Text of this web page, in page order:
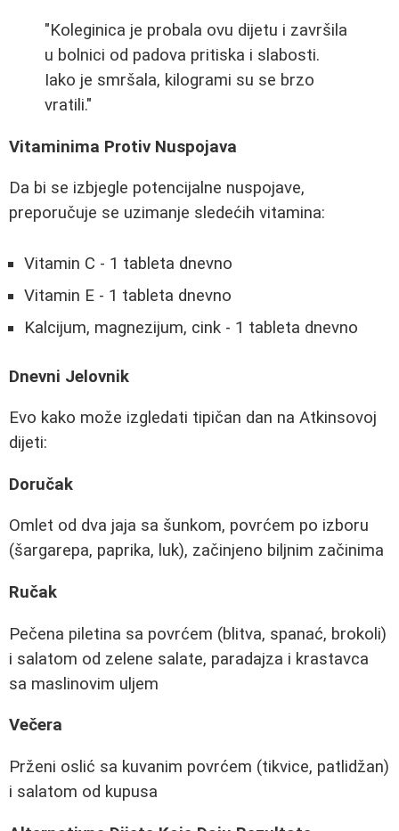
"Koleginica je probala ovu dijetu i završila
u bolnici od padova pritiska i slabosti.
Iako je smršala, kilogrami su se brzo
vratili."
Vitaminima Protiv Nuspojava
Da bi se izbjegle potencijalne nuspojave,
preporučuje se uzimanje sledećih vitamina:
Vitamin C - 1 tableta dnevno
Vitamin E - 1 tableta dnevno
Kalcijum, magnezijum, cink - 1 tableta dnevno
Dnevni Jelovnik
Evo kako može izgledati tipičan dan na Atkinsovoj
dijeti:
Doručak
Omlet od dva jaja sa šunkom, povrćem po izboru
(šargarepa, paprika, luk), začinjeno biljnim začinima
Ručak
Pečena piletina sa povrćem (blitva, spanać, brokoli)
i salatom od zelene salate, paradajza i krastavca
sa maslinovim uljem
Večera
Prženi oslić sa kuvanim povrćem (tikvice, patlidžan)
i salatom od kupusa